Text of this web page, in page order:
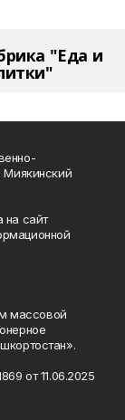
"Еда и
Миякинский
на сайт
массовой
от 11.06.2025